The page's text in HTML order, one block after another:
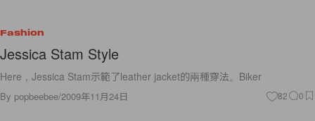
Fashion
Jessica Stam Style
Here，Jessica Stam示範了leather jacket的兩種穿法。Biker
By popbeebee/2009年11月24日 82 0